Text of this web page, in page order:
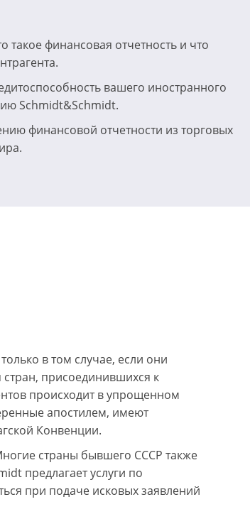
финансовая отчетность и что
вашего иностранного
Schmidt&Schmidt.
финансовой отчетности из торговых
в том случае, если они
присоединившихся к
происходит в упрощенном
апостилем, имеют
Конвенции.
страны бывшего СССР также
предлагает услуги по
при подаче исковых заявлений